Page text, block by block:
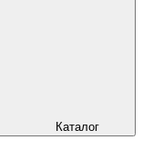
Каталог